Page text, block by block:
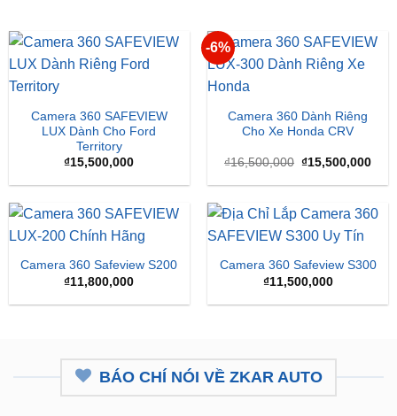
Camera 360 SAFEVIEW
LUX Dành Cho Ford
Territory
₫15,500,000
-6%
Camera 360 Dành Riêng
Cho Xe Honda CRV
₫16,500,000 Giá
là:
₫15,500,000Giá
tại
Camera 360 Safeview S200
₫11,800,000
Camera 360 Safeview S300
₫11,500,000
BÁO CHÍ NÓI VỀ ZKAR AUTO